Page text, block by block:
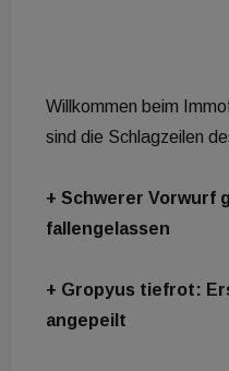
Willkommen beim
sind die Schlagzeilen
+ Schwerer Vorwurf
fallengelassen
+ Gropyus tiefrot:
angepeilt